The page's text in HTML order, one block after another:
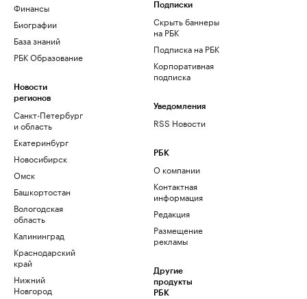
Финансы
Биографии
База знаний
РБК Образование
Новости
регионов
Санкт-Петербург
и область
Екатеринбург
Новосибирск
Омск
Башкортостан
Вологодская
область
Калининград
Краснодарский
край
Нижний
Новгород
Подписки
Скрыть баннеры
на РБК
Подписка на РБК
Корпоративная
подписка
Уведомления
RSS Новости
РБК
О компании
Контактная
информация
Редакция
Размещение
рекламы
Другие
продукты
РБК